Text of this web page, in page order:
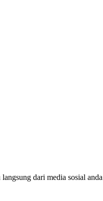
dari media sosial anda